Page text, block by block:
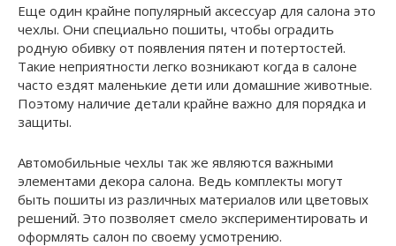
Еще один крайне популярный аксессуар для салона это
чехлы. Они специально пошиты, чтобы оградить
родную обивку от появления пятен и потертостей.
Такие неприятности легко возникают когда в салоне
часто ездят маленькие дети или домашние животные.
Поэтому наличие детали крайне важно для порядка и
защиты.
Автомобильные чехлы так же являются важными
элементами декора салона. Ведь комплекты могут
быть пошиты из различных материалов или цветовых
решений. Это позволяет смело экспериментировать и
оформлять салон по своему усмотрению.